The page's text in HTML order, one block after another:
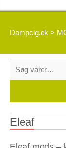
Dampcig.dk >
Eleaf